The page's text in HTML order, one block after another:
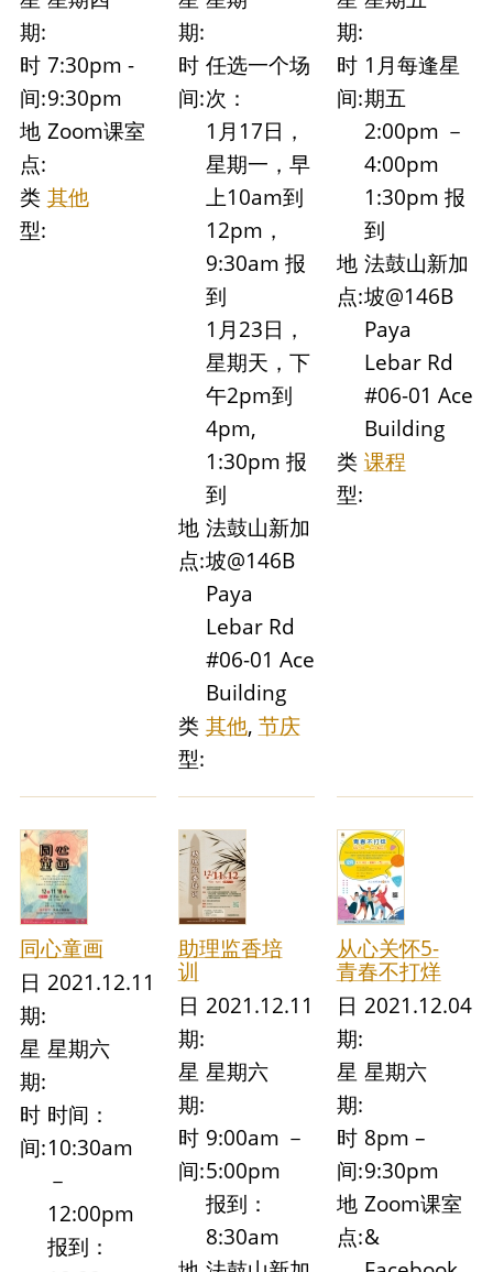
期:
时
间:
7:30pm -
9:30pm
地
点:
Zoom课室
类
型:
其他
期:
时
间:
任选一个场
次：
1月17日，
星期一，早
上10am到
12pm，
9:30am 报
到
1月23日，
星期天，下
午2pm到
4pm,
1:30pm 报
到
地
点:
法鼓山新加
坡@146B
Paya
Lebar Rd
#06-01 Ace
Building
类
型:
其他, 节庆
期:
时
间:
1月每逢星
期五
2:00pm －
4:00pm
1:30pm 报
到
地
点:
法鼓山新加
坡@146B
Paya
Lebar Rd
#06-01 Ace
Building
类
型:
课程
同心童画
日
期:
2021.12.11
星
期:
星期六
时
间:
时间：
10:30am
－
12:00pm
报到：
助理监香培
训
日
期:
2021.12.11
星
期:
星期六
时
间:
9:00am －
5:00pm
报到：
8:30am
从心关怀5-
青春不打烊
日
期:
2021.12.04
星
期:
星期六
时
间:
8pm –
9:30pm
地
点:
Zoom课室
&